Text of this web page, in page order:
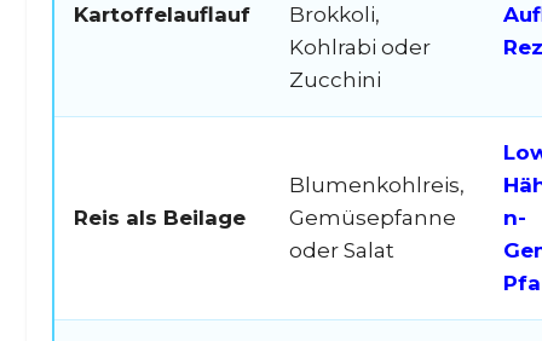
Kartoffelauflauf
Brokkoli,
Kohlrabi oder
Zucchini
Reis als Beilage
Blumenkohlreis,
Gemüsepfanne
oder Salat
n-